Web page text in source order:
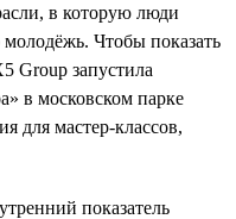
в которую люди
Чтобы показать
Group запустила
в московском парке
для мастер-классов,
показатель